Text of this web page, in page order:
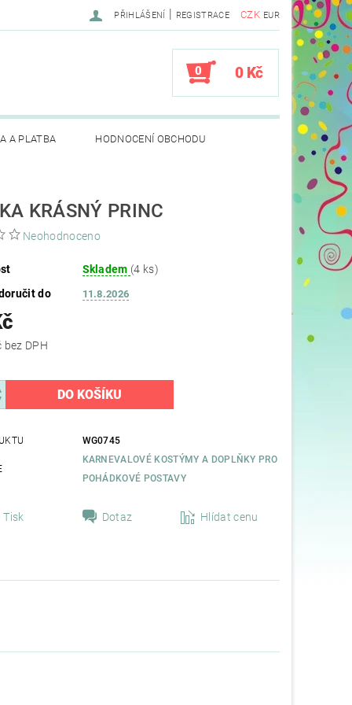
CZK EUR
PŘIHLÁŠENÍ | REGISTRACE
0 0 Kč
A PLATBA HODNOCENÍ OBCHODU
KRÁSNÝ PRINC
Neohodnoceno
Skladem (4 ks)
do
11.8.2026
195,87 Kč bez DPH
WG0745
KARNEVALOVÉ KOSTÝMY A DOPLŇKY PRO
POHÁDKOVÉ POSTAVY
Tisk Dotaz Hlídat cenu